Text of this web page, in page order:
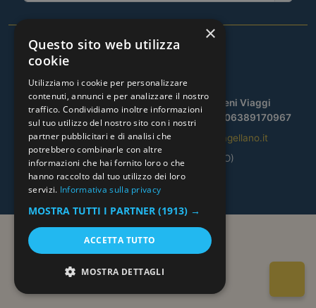
© CLUB MAGELLANO SRL — by Mafegeni Viaggi
Aut. prov. REGDE/1606/2010-08-17 | P.IVA 06389170967
Tel.02.39523309| Email:info@clubmagellano.it
Via Bagnolo, 14 – Tavazzano (LO)
Privacy Policy|Cookie Policy
×
Questo sito web utilizza
cookie
Utilizziamo i cookie per personalizzare
contenuti, annunci e per analizzare il nostro
traffico. Condividiamo inoltre informazioni
sul tuo utilizzo del nostro sito con i nostri
partner pubblicitari e di analisi che
potrebbero combinarle con altre
informazioni che hai fornito loro o che
hanno raccolto dal tuo utilizzo dei loro
servizi. Informativa sulla privacy
MOSTRA TUTTI I PARTNER (1913) →
ACCETTA TUTTO
MOSTRA DETTAGLI